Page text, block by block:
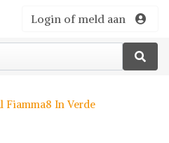
Login of meld aan
Fiamma8 In Verde